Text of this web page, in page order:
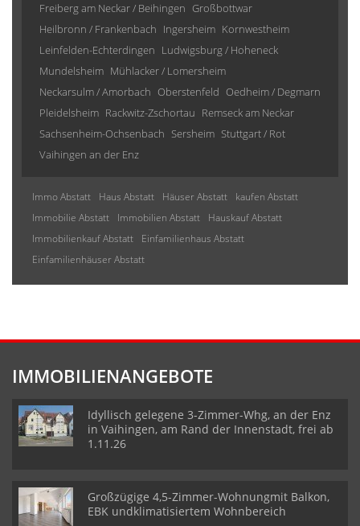
Freiberg am Neckar / Beihingen Großbottwar
Heilbronn / Frankenbach Ingersheim Kornwestheim
Leinfelden-Echterdingen Ludwigsburg / Hoheneck
Mundelsheim Mühlacker / Lomersheim
Neckarsulm / Amorbach Oberstenfeld Oedheim / Degmarn
Pleidelsheim Rackwitz-Zschortau Remseck am Neckar
Sachsenheim-Ochsenbach Sersheim Stuttgart / Rot
Vaihingen an der Enz
Immo Abstatt Haus Abstatt Häuser Abstatt
kaufen Abstatt
Immobilie Abstatt
Immobilien Abstatt
Hauskauf Abstatt
Immobilienkauf Abstatt
Einfamilienhaus Abstatt
Einfamilienhäuser Abstatt
IMMOBILIENANGEBOTE
Idyllisch gelegene 3-Zimmer-Whg, an der Enz
in Vaihingen, am Rand der Innenstadt, frei ab
1.11.26
Großzügige 4,5-Zimmer-Wohnungmit Balkon,
EBK undklimatisiertem Wohnbereich